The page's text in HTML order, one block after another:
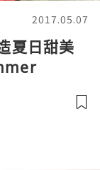
2017.05.07
夏日甜美